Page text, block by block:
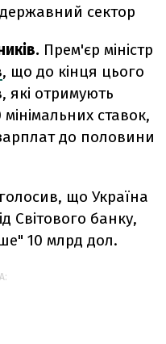
державний сектор
Прем'єр міністр
, що до кінця цього
які отримують
ставок,
до половини
що Україна
Світового банку,
10 млрд дол.